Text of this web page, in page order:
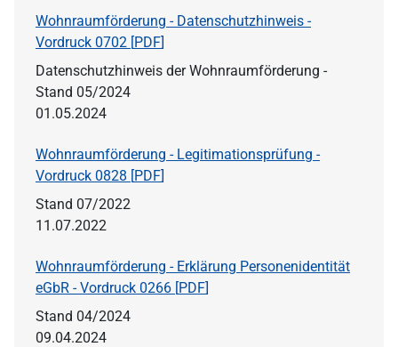
Wohnraumförderung - Datenschutzhinweis -
Vordruck 0702 [PDF]
Datenschutzhinweis der Wohnraumförderung -
Stand 05/2024
01.05.2024
Wohnraumförderung - Legitimationsprüfung -
Vordruck 0828 [PDF]
Stand 07/2022
11.07.2022
Wohnraumförderung - Erklärung Personenidentität
eGbR - Vordruck 0266 [PDF]
Stand 04/2024
09.04.2024